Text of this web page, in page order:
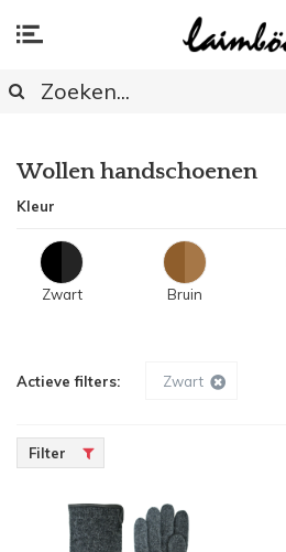
Wollen handschoenen
Kleur
Zwart Bruin
Actieve filters: Zwart
Filter